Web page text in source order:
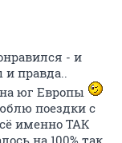
- и
и правда..
юг Европы
поездки с
именно ТАК
на 100% так